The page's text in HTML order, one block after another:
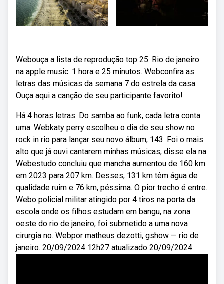
Webouça a lista de reprodução top 25: Rio de janeiro
na apple music. 1 hora e 25 minutos. Webconfira as
letras das músicas da semana 7 do estrela da casa.
Ouça aqui a canção de seu participante favorito!
Há 4 horas letras. Do samba ao funk, cada letra conta
uma. Webkaty perry escolheu o dia de seu show no
rock in rio para lançar seu novo álbum, 143. Foi o mais
alto que já ouvi cantarem minhas músicas, disse ela na.
Webestudo concluiu que mancha aumentou de 160 km
em 2023 para 207 km. Desses, 131 km têm água de
qualidade ruim e 76 km, péssima. O pior trecho é entre.
Webo policial militar atingido por 4 tiros na porta da
escola onde os filhos estudam em bangu, na zona
oeste do rio de janeiro, foi submetido a uma nova
cirurgia no. Webpor matheus dezotti, gshow — rio de
janeiro. 20/09/2024 12h27 atualizado 20/09/2024.